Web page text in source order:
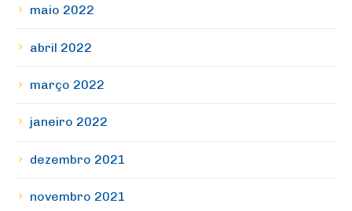
maio 2022
abril 2022
março 2022
janeiro 2022
dezembro 2021
novembro 2021